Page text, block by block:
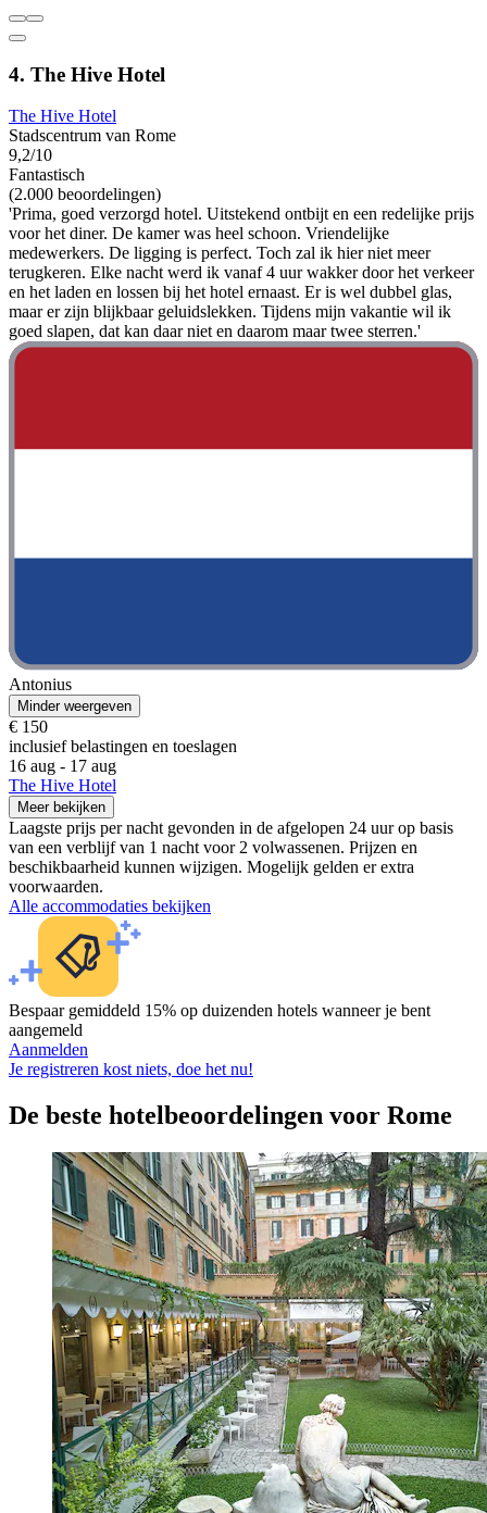
4. The Hive Hotel
The Hive Hotel
Stadscentrum van Rome
9,2/10
Fantastisch
(2.000 beoordelingen)
'Prima, goed verzorgd hotel. Uitstekend ontbijt en een redelijke prijs
voor het diner. De kamer was heel schoon. Vriendelijke
medewerkers. De ligging is perfect. Toch zal ik hier niet meer
terugkeren. Elke nacht werd ik vanaf 4 uur wakker door het verkeer
en het laden en lossen bij het hotel ernaast. Er is wel dubbel glas,
maar er zijn blijkbaar geluidslekken. Tijdens mijn vakantie wil ik
goed slapen, dat kan daar niet en daarom maar twee sterren.'
Antonius
Minder weergeven
€ 150
inclusief belastingen en toeslagen
16 aug - 17 aug
The Hive Hotel
Meer bekijken
Laagste prijs per nacht gevonden in de afgelopen 24 uur op basis
van een verblijf van 1 nacht voor 2 volwassenen. Prijzen en
beschikbaarheid kunnen wijzigen. Mogelijk gelden er extra
voorwaarden.
Alle accommodaties bekijken
Bespaar gemiddeld 15% op duizenden hotels wanneer je bent
aangemeld
Aanmelden
Je registreren kost niets, doe het nu!
De beste hotelbeoordelingen voor Rome